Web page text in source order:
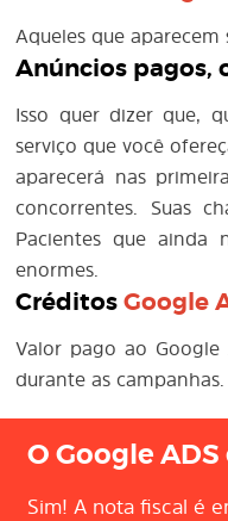
Aqueles que
Anúncios pagos,
Isso quer dizer que,
serviço que você
aparecerá nas
concorrentes. Suas
Pacientes que ainda
enormes.
CréditosGoogle
Valor pago ao
durante as campanhas.
O Google
Sim! A nota fiscal é